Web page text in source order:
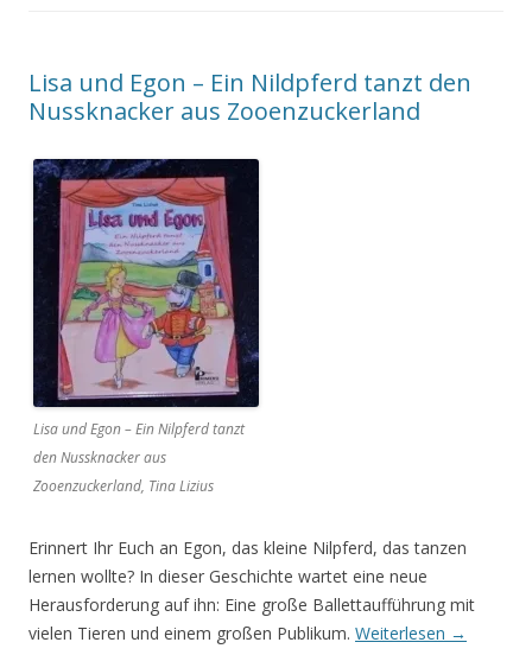
Lisa und Egon – Ein Nildpferd tanzt den
Nussknacker aus Zooenzuckerland
Lisa und Egon – Ein Nilpferd tanzt
den Nussknacker aus
Zooenzuckerland, Tina Lizius
Erinnert Ihr Euch an Egon, das kleine Nilpferd, das tanzen
lernen wollte? In dieser Geschichte wartet eine neue
Herausforderung auf ihn: Eine große Ballettaufführung mit
vielen Tieren und einem großen Publikum. Weiterlesen →